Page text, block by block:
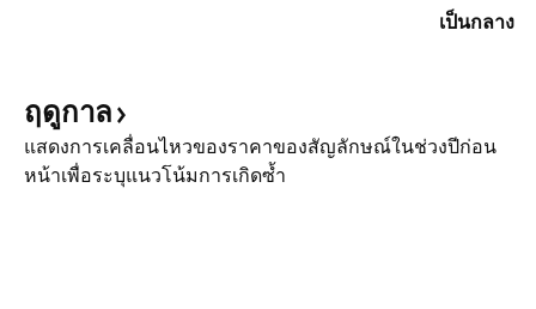
เป็นกลาง
ฤดูกาล
แสดงการเคลื่อนไหวของราคาของสัญลักษณ์ในช่วงปีก่อน
หน้าเพื่อระบุแนวโน้มการเกิดซ้ำ